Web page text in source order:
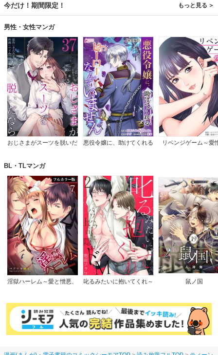
今だけ！期間限定！ もっと見る
男性・女性マンガ
おじさまがスーツを脱いだ
悪役令嬢に、助けてくれる
リベンジゲーム～愛
BL・TLマンガ
淫獄ハーレム～愛と憎悪、
叱るみたいに抱いてくれ～
鼠ノ国